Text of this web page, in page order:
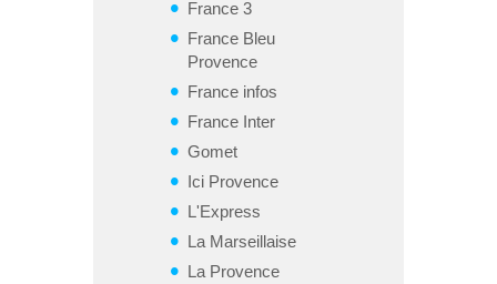
France 3
France Bleu
Provence
France infos
France Inter
Gomet
Ici Provence
L'Express
La Marseillaise
La Provence